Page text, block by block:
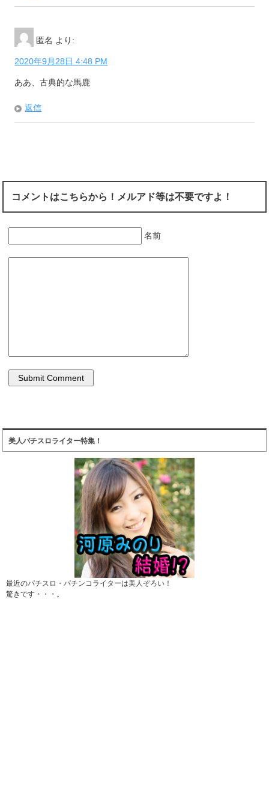
匿名 より:
2020年9月28日 4:48 PM
ああ、古典的な馬鹿
返信
コメントはこちらから！メルアド等は不要ですよ！
名前
美人パチスロライター特集！
最近のパチスロ・パチンコライターは美人ぞろい！
驚きです・・・。